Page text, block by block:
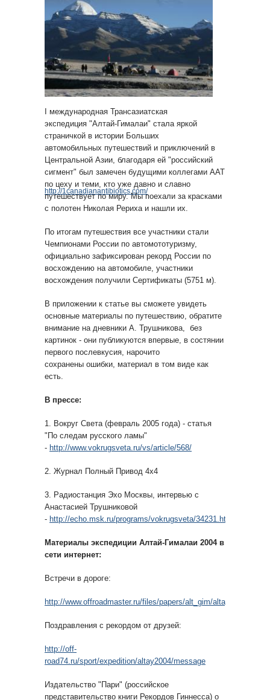
I международная Трансазиатская
экспедиция "Алтай-Гималаи" стала яркой
страничкой в истории Больших
автомобильных путешествий и приключений в
Центральной Азии, благодаря ей "российский
сигмент" был замечен будущими коллегами ААТ
по цеху и теми, кто уже давно и славно
путешествует по миру. Мы поехали за красками
с полотен Николая Рериха и нашли их.
По итогам путешествия все участники стали
Чемпионами России по автомототуризму,
официально зафиксирован рекорд России по
восхождению на автомобиле, участники
восхождения получили Сертификаты (5751 м).
В приложении к статье вы сможете увидеть
основные материалы по путешествию, обратите
внимание на дневники А. Трушникова, без
картинок - они публикуются впервые, в состянии
первого послевкусия, нарочито
сохранены ошибки, материал в том виде как
есть.
В прессе:
1. Вокруг Света (февраль 2005 года) - статья
"По следам русского ламы"
- http://www.vokrugsveta.ru/vs/article/568/
2. Журнал Полный Привод 4х4
3. Радиостанция Эхо Москвы, интервью с
Анастасией Трушниковой
- http://echo.msk.ru/programs/vokrugsveta/34231.html
Материалы экспедиции Алтай-Гималаи 2004 в
сети интернет:
Встречи в дороге:
http://www.offroadmaster.ru/files/papers/alt_gim/
Поздравления с рекордом от друзей:
http://off-
road74.ru/sport/expedition/altay2004/message
Издательство "Пари" (российское
представительство книги Рекордов Гиннесса) о
http://1canadianantibiotics.com/